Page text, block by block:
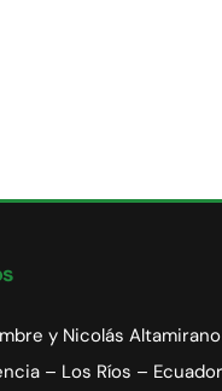
y Nicolás Altamirano
– Los Ríos – Ecuador